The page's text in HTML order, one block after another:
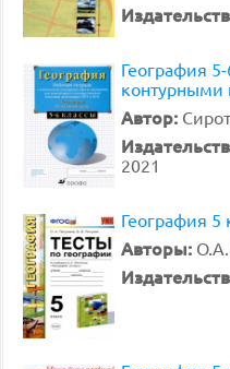
География
контурными
Автор:
2021
География 5
Авторы: